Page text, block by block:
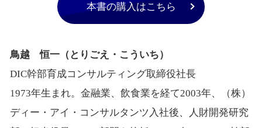
本書の購入はこちら
鳥越 恒一（とりごえ・こういち）
DIC幹部育成コンサルティング取締役社長
1973年生まれ。金融業、飲食業を経て2003年、（株）
ディー・アイ・コンサルタンツ入社後、人財開発研究